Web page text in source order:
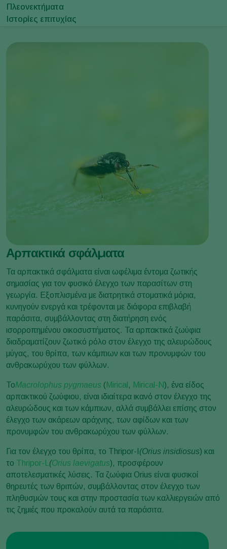
Πλεονεκτήματα
Ιστορίες επιτυχίας
Αρπακτικά σφάλματα
Τα αρπακτικά σφάλματα είναι ωφέλιμα έντομα ζωτικής
σημασίας για τον φυσικό έλεγχο των παρασίτων στη
γεωργία. Εξοπλισμένα με διατρητικά στοματικά μόρια,
κυνηγούν ενεργά και τρέφονται με διάφορα επιβλαβή
παράσιτα, συμβάλλοντας στη διατήρηση ενός
ισορροπημένου οικοσυστήματος. Τα αρπακτικά ζωύφια
διαδραματίζουν ζωτικό ρόλο στον έλεγχο της αλευρώδους
μύγας, του θρίπα, των κάμπιων και των προνυμφών του
ανθρακωρύχου των φύλλων.
ΤοMacrolophus pygmaeus (Mirical , Mirical-N), ένα είδος
αρπακτικού ζωύφιου, είναι ιδιαίτερα ικανό στον έλεγχο της
αλευρώδους και των κάμπιων, αλλά συμβάλλει επίσης στον
έλεγχο των ακάρεων αράχνης, των αφίδων και των
προνυμφών του ανθρακωρύχου των φύλλων.
Για τον έλεγχο του θρίπα, το Thripor-I (Orius insidiosus) και
το Thripor-L (Orius laevigatus), προσφέρουν
αποτελεσματικές λύσεις. Τα ζωύφια Orius είναι φυσικοί
θηρευτές των θριπών, συμβάλλοντας στον έλεγχο των
πληθυσμών τους και στην προστασία των καλλιεργειών από
τις ζημιές που προκαλούν αυτά τα παράσιτα.